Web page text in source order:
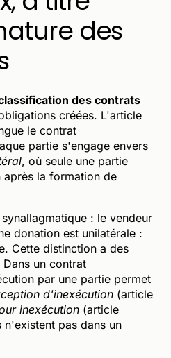
des
des contrats
créées. L'article
le contrat
partie s'engage envers
, où seule une partie
la formation de
: le vendeur
donation est unilatérale :
Cette distinction a des
un contrat
par une partie permet
d'inexécution (article
inexécution (article
n'existent pas dans un